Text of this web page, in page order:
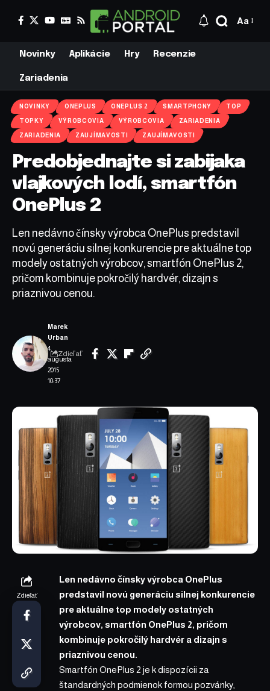
Aa
Novinky Aplikácie Hry Recenzie
Zariadenia
NOVINKY ONEPLUS ONEPLUS 2 SMARTPHONY TOP
TOPKY VÝROBCOVIA VÝROBCOVIA ZARIADENIA
ZARIADENIA ZAUJÍMAVOSTI ZAUJÍMAVOSTI
Predobjednajte si zabijaka
vlajkových lodí, smartfón
OnePlus 2
Len nedávno čínsky výrobca OnePlus predstavil
novú generáciu silnej konkurencie pre aktuálne top
modely ostatných výrobcov, smartfón OnePlus 2,
pričom kombinuje pokročilý hardvér, dizajn s
priaznivou cenou.
4.
augusta
2015
10:37
Marek
Urban
Zdieľať
Zdieľať
Len nedávno čínsky výrobca OnePlus
predstavil novú generáciu silnej konkurencie
pre aktuálne top modely ostatných
výrobcov, smartfón OnePlus 2, pričom
kombinuje pokročilý hardvér a dizajn s
priaznivou cenou.
Smartfón OnePlus 2 je k dispozícii za
štandardných podmienok formou pozvánky,